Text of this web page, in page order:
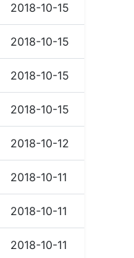
2018-10-15
2018-10-15
2018-10-15
2018-10-15
2018-10-12
2018-10-11
2018-10-11
2018-10-11